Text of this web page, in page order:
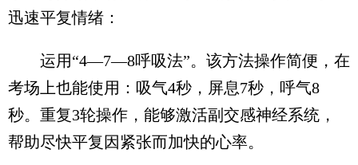
迅速平复情绪：
运用“4—7—8呼吸法”。该方法操作简便，在
考场上也能使用：吸气4秒，屏息7秒，呼气8
秒。重复3轮操作，能够激活副交感神经系统，
帮助尽快平复因紧张而加快的心率。